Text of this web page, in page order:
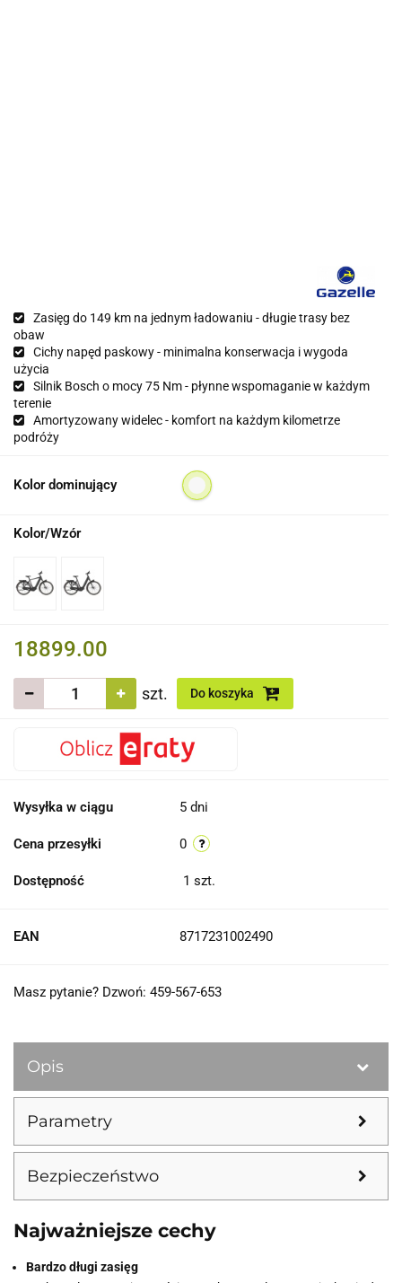
Zasięg do 149 km na jednym ładowaniu - długie trasy bez
obaw
Cichy napęd paskowy - minimalna konserwacja i wygoda
użycia
Silnik Bosch o mocy 75 Nm - płynne wspomaganie w każdym
terenie
Amortyzowany widelec - komfort na każdym kilometrze
podróży
Kolor dominujący
Kolor/Wzór
18899.00
szt. Do koszyka
Wysyłka w ciągu 5 dni
Cena przesyłki 0
Dostępność 1 szt.
EAN 8717231002490
Masz pytanie? Dzwoń: 459-567-653
Opis
Parametry
Bezpieczeństwo
Najważniejsze cechy
Bardzo długi zasięg